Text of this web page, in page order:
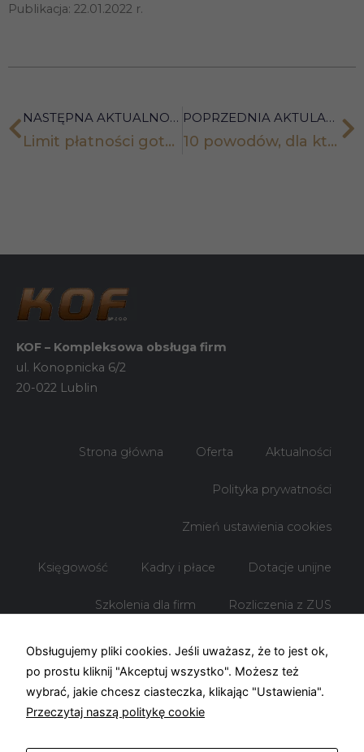
Publikacja: 22.01.2022 r.
NASTĘPNA AKTUALNOŚĆ
Limit płatności gotówkowych w 2022 r. NADAL wynosi 15.000 zł.
POPRZEDNIA AKTULANOŚĆ
10 powodów, dla których warto wstrzymać się z korzystaniem z KSeF
KOF – Kompleksowa obsługa firm
ul. Konopnicka 6/2
20-022 Lublin
Strona główna Oferta Aktualności
Polityka prywatności
Zmień ustawienia cookies
Księgowość Kadry i płace Dotacje unijne
Szkolenia dla firm Rozliczenia z ZUS
Obsługujemy pliki cookies. Jeśli uważasz, że to jest ok,
po prostu kliknij "Akceptuj wszystko". Możesz też
wybrać, jakie chcesz ciasteczka, klikając "Ustawienia".
Przeczytaj naszą politykę cookie